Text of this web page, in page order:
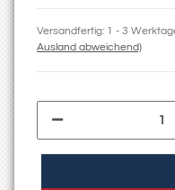
Versandfertig: 1 - 3
Ausland abweichend)